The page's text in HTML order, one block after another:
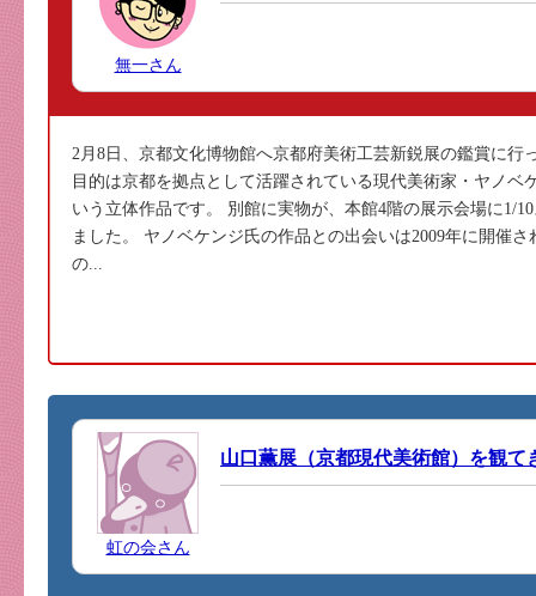
無一さん
2月8日、京都文化博物館へ京都府美術工芸新鋭展の鑑賞に行
目的は京都を拠点として活躍されている現代美術家・ヤノベ
いう立体作品です。 別館に実物が、本館4階の展示会場に1/
ました。 ヤノベケンジ氏の作品との出会いは2009年に開催
の...
虹の会さん
山口薫展（京都現代美術館）を観て